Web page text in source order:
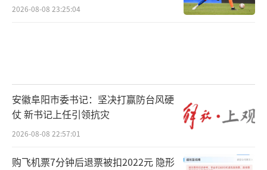
2026-08-08 23:25:04
安徽阜阳市委书记：坚决打赢防台风硬
仗 新书记上任引领抗灾
2026-08-08 22:57:01
购飞机票7分钟后退票被扣2022元 隐形